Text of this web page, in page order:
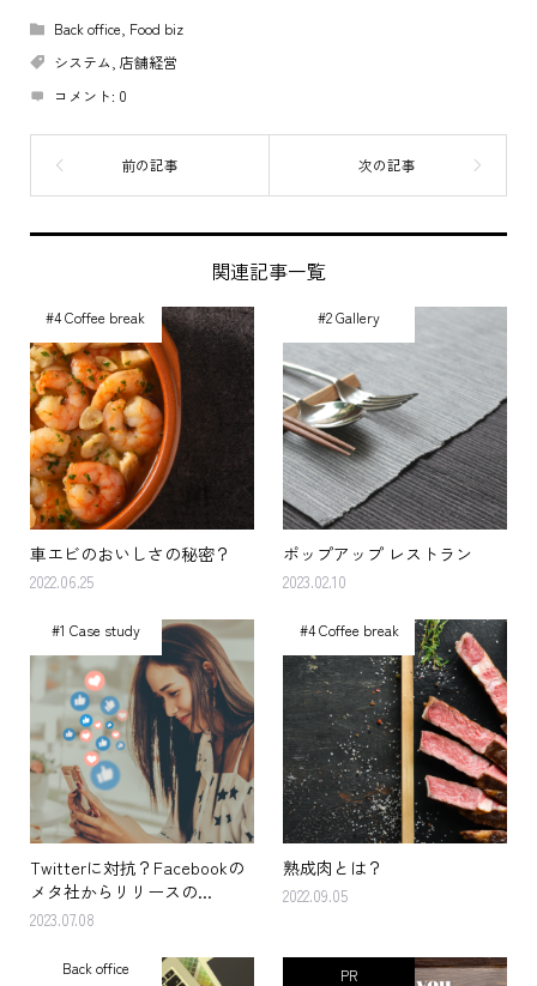
Back office Food biz
システム 店舗経営
コメント: 0
関連記事一覧
#4 Coffee break
車エビのおいしさの秘密？
2022.06.25
#2 Gallery
ポップアップ レストラン
2023.02.10
#1 Case study
Twitterに対抗？Facebookの
メタ社からリリースの...
2023.07.08
#4 Coffee break
熟成肉とは？
2022.09.05
Back office PR